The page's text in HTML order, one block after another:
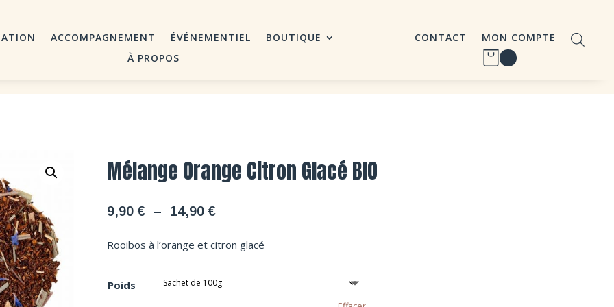
ACCOMPAGNEMENT ÉVÉNEMENTIEL
BOUTIQUE
À PROPOS
CONTACT MON COMPTE
Mélange Orange Citron Glacé BIO
9,90€ – 14,90€Plage
prix :
à
Rooibos à l’orange et citron glacé
Poids